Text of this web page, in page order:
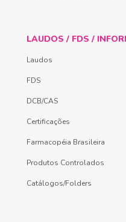
LAUDOS / FDS /
Laudos
FDS
DCB/CAS
Certificações
Farmacopéia Brasileira
Produtos Controlados
Catálogos/Folders